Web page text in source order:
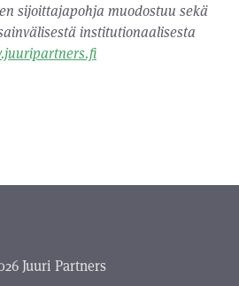
sijoittajapohja muodostuu sekä
institutionaalisesta
Juuri Partners